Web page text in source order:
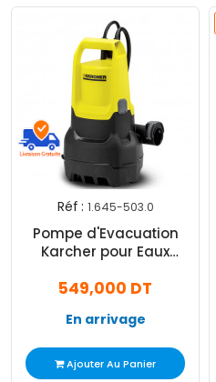
Réf : 1.645-503.0
Pompe d'Evacuation
Karcher pour Eaux
549,000 DT
En arrivage
Ajouter Au Panier